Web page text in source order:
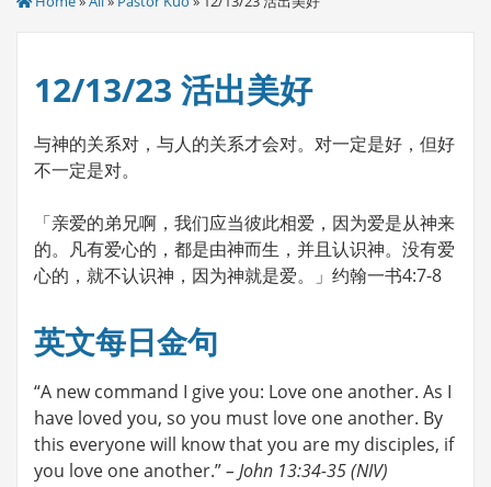
12/13/23 活出美好
与神的关系对，与人的关系才会对。对一定是好，但好
不一定是对。
「亲爱的弟兄啊，我们应当彼此相爱，因为爱是从神来
的。凡有爱心的，都是由神而生，并且认识神。没有爱
心的，就不认识神，因为神就是爱。」约翰一书4:7-8
英文每日金句
“A new command I give you: Love one another. As I
have loved you, so you must love one another. By
this everyone will know that you are my disciples, if
you love one another.”– John 13:34-35 (NIV)